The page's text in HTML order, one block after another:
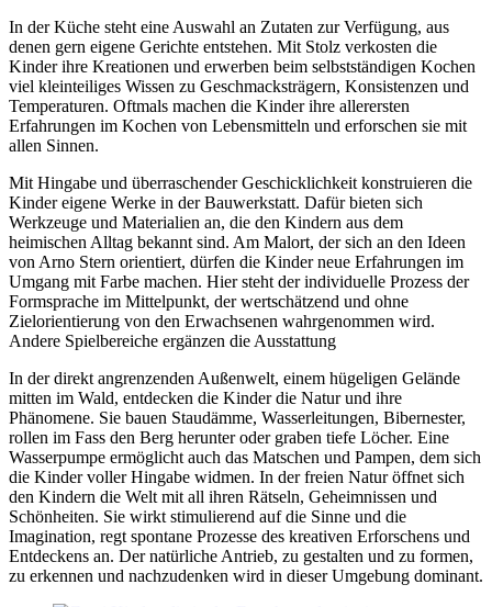
In der Küche steht eine Auswahl an Zutaten zur Verfügung, aus
denen gern eigene Gerichte entstehen. Mit Stolz verkosten die
Kinder ihre Kreationen und erwerben beim selbstständigen Kochen
viel kleinteiliges Wissen zu Geschmacksträgern, Konsistenzen und
Temperaturen. Oftmals machen die Kinder ihre allerersten
Erfahrungen im Kochen von Lebensmitteln und erforschen sie mit
allen Sinnen.
Mit Hingabe und überraschender Geschicklichkeit konstruieren die
Kinder eigene Werke in der Bauwerkstatt. Dafür bieten sich
Werkzeuge und Materialien an, die den Kindern aus dem
heimischen Alltag bekannt sind. Am Malort, der sich an den Ideen
von Arno Stern orientiert, dürfen die Kinder neue Erfahrungen im
Umgang mit Farbe machen. Hier steht der individuelle Prozess der
Formsprache im Mittelpunkt, der wertschätzend und ohne
Zielorientierung von den Erwachsenen wahrgenommen wird.
Andere Spielbereiche ergänzen die Ausstattung
In der direkt angrenzenden Außenwelt, einem hügeligen Gelände
mitten im Wald, entdecken die Kinder die Natur und ihre
Phänomene. Sie bauen Staudämme, Wasserleitungen, Bibernester,
rollen im Fass den Berg herunter oder graben tiefe Löcher. Eine
Wasserpumpe ermöglicht auch das Matschen und Pampen, dem sich
die Kinder voller Hingabe widmen. In der freien Natur öffnet sich
den Kindern die Welt mit all ihren Rätseln, Geheimnissen und
Schönheiten. Sie wirkt stimulierend auf die Sinne und die
Imagination, regt spontane Prozesse des kreativen Erforschens und
Entdeckens an. Der natürliche Antrieb, zu gestalten und zu formen,
zu erkennen und nachzudenken wird in dieser Umgebung dominant.